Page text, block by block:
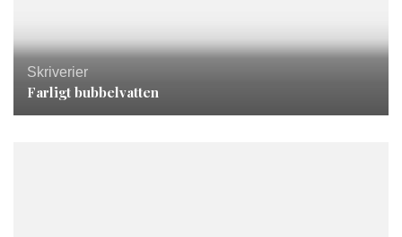
Skriverier
Farligt bubbelvatten